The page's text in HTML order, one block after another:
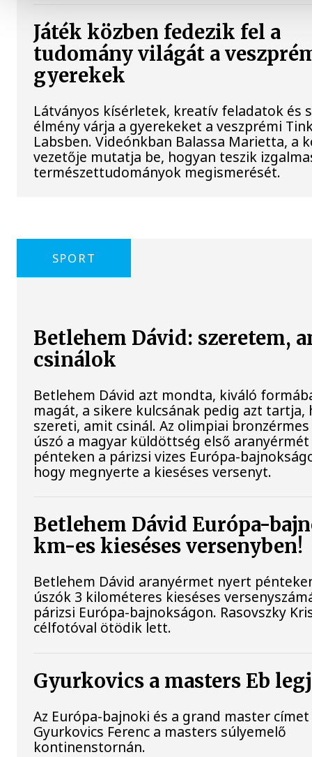
Játék közben fedezik fel a
tudomány világát a
gyerekek
Látványos kísérletek, kreatív feladatok és
élmény várja a gyerekeket a veszprémi
Labsben. Videónkban Balassa Marietta, a
vezetője mutatja be, hogyan teszik
természettudományok megismerését.
SPORT
Betlehem Dávid: szeretem,
csinálok
Betlehem Dávid azt mondta, kiváló
magát, a sikere kulcsának pedig azt tartja,
szereti, amit csinál. Az olimpiai
úszó a magyar küldöttség első
pénteken a párizsi vizes Európa-
hogy megnyerte a kieséses versenyt.
Betlehem Dávid Európa-
km-es kieséses versenyben!
Betlehem Dávid aranyérmet nyert
úszók 3 kilométeres kieséses
párizsi Európa-bajnokságon. Rasovszky
célfotóval ötödik lett.
Gyurkovics a masters Eb
Az Európa-bajnoki és a grand master
Gyurkovics Ferenc a masters súlyemelő
kontinenstornán.